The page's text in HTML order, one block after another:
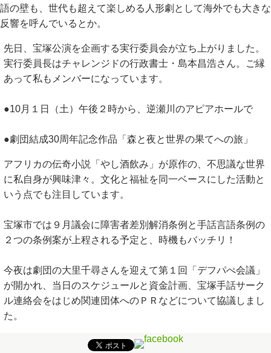
語の壁も、世代も超えて楽しめる人形劇として海外でも大きな
反響を呼んでいるとか。
先日、宝塚公演を企画する実行委員会が立ち上がりました。
実行委員長はチャレンジドの行政書士・島本昌浩さん。ご縁
あって私もメンバーになっています。
●10月１日（土）午後２時から、逆瀬川のアピアホールで
●劇団結成30周年記念作品「森と夜と世界の果てへの旅」
アフリカの伝奇小説「やし酒飲み」が原作の、不思議な世界
に私自身が興味津々。文化と福祉を同一ベースにした活動と
いう点でも注目しています。
宝塚市では９月議会に障害者差別解消条例と手話言語条例の
２つの条例案が上程される予定と、時機もバッチリ！
今夜は劇団の大里千尋さんを迎えて第１回「デフパぺ会議」
が開かれ、当日のスケジュールと資金計画、宝塚手話サーク
ル連絡会をはじめ関連団体へのＰＲなどについて協議しまし
た。